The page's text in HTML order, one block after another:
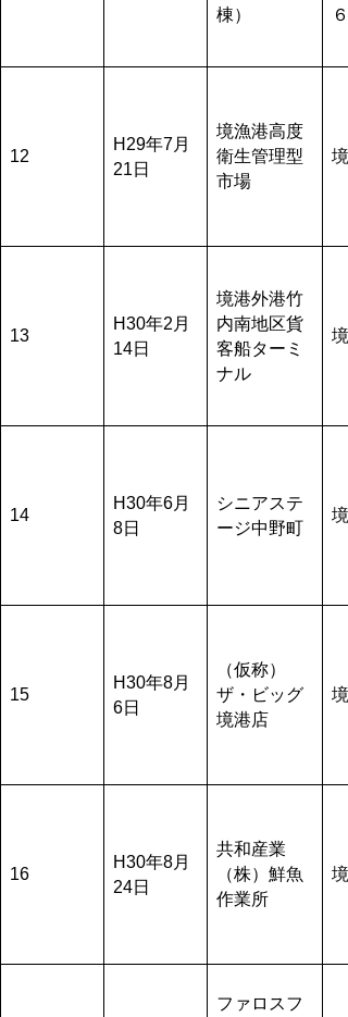
棟）
６
12
H29年7月
21日
境漁港高度
衛生管理型
市場
13
H30年2月
14日
境港外港竹
内南地区貨
客船ターミ
ナル
14
H30年6月
8日
シニアステ
ージ中野町
15
H30年8月
6日
（仮称）
ザ・ビッグ
境港店
16
H30年8月
24日
共和産業
（株）鮮魚
作業所
ファロスフ